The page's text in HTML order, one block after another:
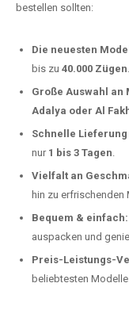
bestellen sollten:
Die neuesten
bis zu 40.000 Zügen.
Große Auswahl an
Adalya oder Al
Schnelle
nur 1 bis 3 Tagen.
Vielfalt an
hin zu erfrischenden
Bequem & einfach:
auspacken und
Preis-Leistungs-
beliebtesten